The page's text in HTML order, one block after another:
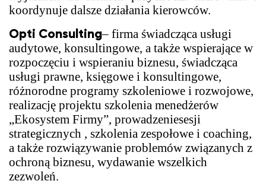
koordynuje dalsze działania kierowców.
Opti Consulting– firma świadcząca usługi
audytowe, konsultingowe, a także wspierające w
rozpoczęciu i wspieraniu biznesu, świadcząca
usługi prawne, księgowe i konsultingowe,
różnorodne programy szkoleniowe i rozwojowe,
realizację projektu szkolenia menedżerów
„Ekosystem Firmy”, prowadzeniesesji
strategicznych , szkolenia zespołowe i coaching,
a także rozwiązywanie problemów związanych z
ochroną biznesu, wydawanie wszelkich
zezwoleń.